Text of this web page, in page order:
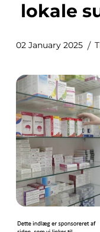
lokale
02 January 2025